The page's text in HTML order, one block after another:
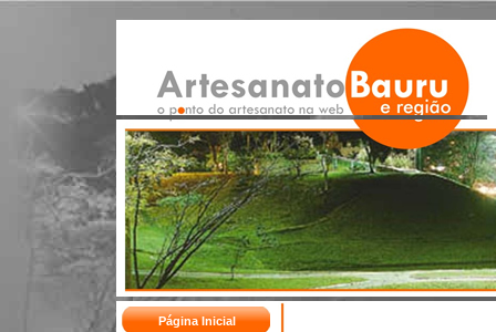
Página Inicial